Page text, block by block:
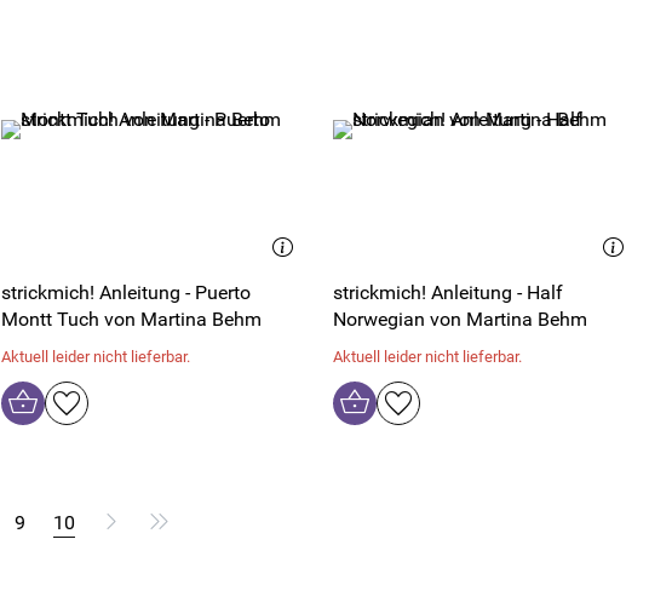
strickmich! Anleitung - Puerto
Montt Tuch von Martina Behm
Aktuell leider nicht lieferbar.
strickmich! Anleitung - Half
Norwegian von Martina Behm
Aktuell leider nicht lieferbar.
9 10